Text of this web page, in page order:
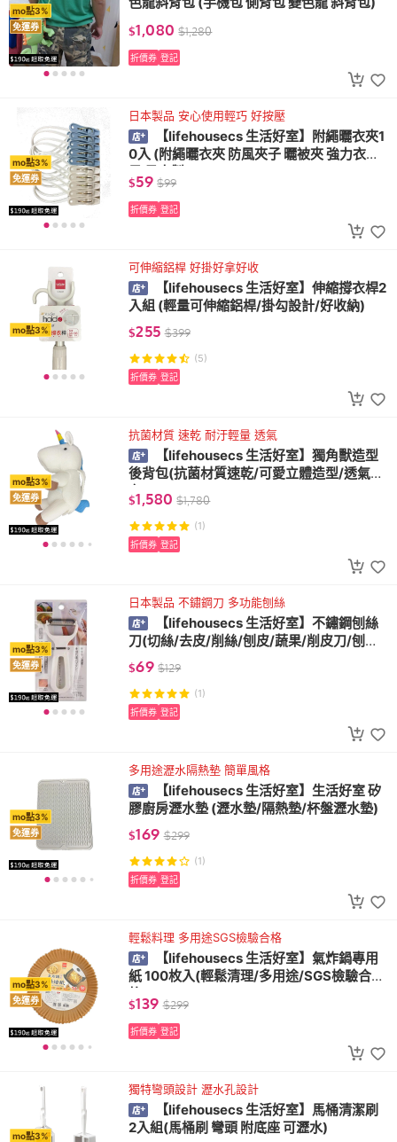
mo點3%
免運券
$1,080 $1,280
折價券 登記
mo點3%
免運券
日本製品 安心使用輕巧 好按壓
【lifehousecs 生活好室】附繩曬衣夾1
0入 (附繩曬衣夾 防風夾子 曬被夾 強力衣夾
$59 $99
折價券 登記
mo點3%
可伸縮鋁桿 好掛好拿好收
【lifehousecs 生活好室】伸縮撐衣桿2
入組 (輕量可伸縮鋁桿/掛勾設計/好收納)
$255 $399
(5)
折價券 登記
mo點3%
免運券
抗菌材質 速乾 耐汙輕量 透氣
【lifehousecs 生活好室】獨角獸造型
後背包(抗菌材質速乾/可愛立體造型/透氣網
布)
$1,580 $1,780
(1)
折價券 登記
mo點3%
免運券
日本製品 不鏽鋼刀 多功能刨絲
【lifehousecs 生活好室】不鏽鋼刨絲
刀(切絲/去皮/削絲/刨皮/蔬果/削皮刀/刨絲
刀)
$69 $129
(1)
折價券 登記
mo點3%
免運券
多用途瀝水隔熱墊 簡單風格
【lifehousecs 生活好室】生活好室 矽
膠廚房瀝水墊 (瀝水墊/隔熱墊/杯盤瀝水墊)
$169 $299
(1)
折價券 登記
mo點3%
免運券
輕鬆料理 多用途SGS檢驗合格
【lifehousecs 生活好室】氣炸鍋專用
紙 100枚入(輕鬆清理/多用途/SGS檢驗合
$139 $299
折價券 登記
mo點3%
獨特彎頭設計 瀝水孔設計
【lifehousecs 生活好室】馬桶清潔刷
2入組(馬桶刷 彎頭 附底座 可瀝水)